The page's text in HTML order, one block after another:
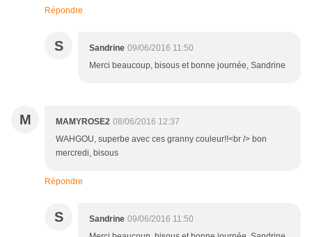
Répondre
S Sandrine 09/06/2016 11:50
Merci beaucoup, bisous et bonne journée, Sandrine
M MAMYROSE2 08/06/2016 12:37
WAHGOU, superbe avec ces granny couleur!!<br /> bon
mercredi, bisous
Répondre
S Sandrine 09/06/2016 11:50